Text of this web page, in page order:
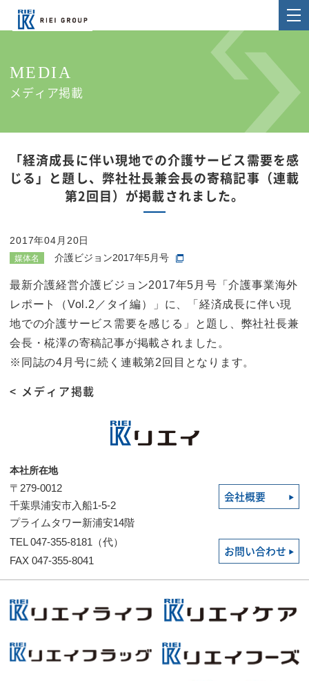
MEDIA
メディア掲載
「経済成長に伴い現地での介護サービス需要を感
じる」と題し、弊社社長兼会長の寄稿記事（連載
第2回目）が掲載されました。
2017年04月20日
媒体名 介護ビジョン2017年5月号
最新介護経営介護ビジョン2017年5月号「介護事業海外
レポート（Vol.2／タイ編）」に、「経済成長に伴い現
地での介護サービス需要を感じる」と題し、弊社社長兼
会長・椛澤の寄稿記事が掲載されました。
※同誌の4月号に続く連載第2回目となります。
< メディア掲載
本社所在地
〒279-0012
千葉県浦安市入船1-5-2
プライムタワー新浦安14階
会社概要
TEL 047-355-8181（代）
FAX 047-355-8041
お問い合わせ